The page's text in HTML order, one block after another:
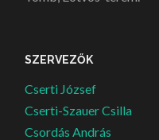
SZERVEZŐK
Cserti József
Cserti-Szauer Csilla
Csordás András